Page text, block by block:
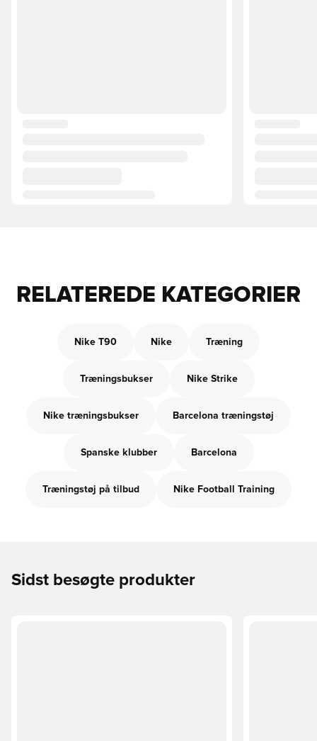
RELATEREDE KATEGORIER
Nike T90 Nike Træning
Træningsbukser Nike Strike
Nike træningsbukser Barcelona træningstøj
Spanske klubber Barcelona
Træningstøj på tilbud Nike Football Training
Sidst besøgte produkter